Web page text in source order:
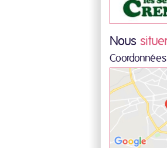
Nous situer
Coordonnées